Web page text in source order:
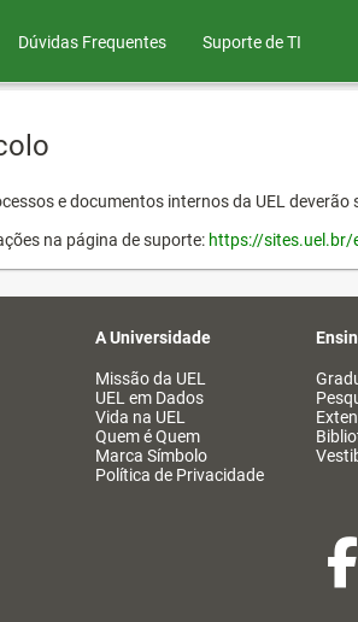
Dúvidas Frequentes Suporte de TI
e documentos internos da UEL
na página de suporte: https://sites.uel.br/
A Universidade
Missão da UEL
UEL em Dados
Vida na UEL
Quem é Quem
Marca Símbolo
Política de Privacidade